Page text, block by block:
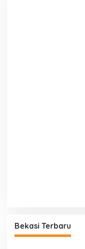
Bekasi Terbaru